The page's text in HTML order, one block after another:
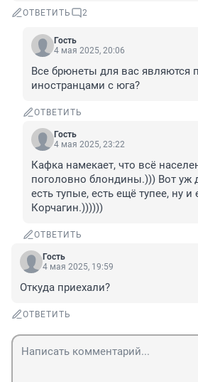
ОТВЕТИТЬ 2
Гость
4 мая 2025, 20:06
Все брюнеты для вас являются
иностранцами с юга?
ОТВЕТИТЬ
Гость
4 мая 2025, 23:22
Кафка намекает, что всё
поголовно блондины.))) Вот уж
есть тупые, есть ещё тупее, ну и
Корчагин.))))))
ОТВЕТИТЬ
Гость
4 мая 2025, 19:59
Откуда приехали?
ОТВЕТИТЬ